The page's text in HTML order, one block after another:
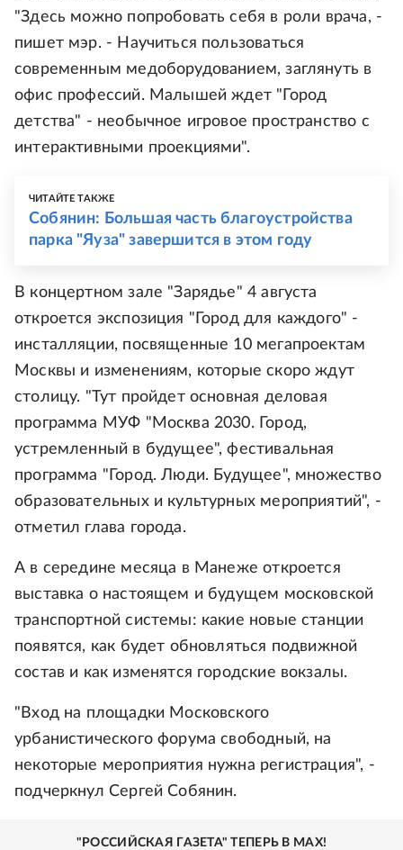
"Здесь можно попробовать себя в роли врача, -
пишет мэр. - Научиться пользоваться
современным медоборудованием, заглянуть в
офис профессий. Малышей ждет "Город
детства" - необычное игровое пространство с
интерактивными проекциями".
ЧИТАЙТЕ ТАКЖЕ
Собянин: Большая часть благоустройства
парка "Яуза" завершится в этом году
В концертном зале "Зарядье" 4 августа
откроется экспозиция "Город для каждого" -
инсталляции, посвященные 10 мегапроектам
Москвы и изменениям, которые скоро ждут
столицу. "Тут пройдет основная деловая
программа МУФ "Москва 2030. Город,
устремленный в будущее", фестивальная
программа "Город. Люди. Будущее", множество
образовательных и культурных мероприятий", -
отметил глава города.
А в середине месяца в Манеже откроется
выставка о настоящем и будущем московской
транспортной системы: какие новые станции
появятся, как будет обновляться подвижной
состав и как изменятся городские вокзалы.
"Вход на площадки Московского
урбанистического форума свободный, на
некоторые мероприятия нужна регистрация", -
подчеркнул Сергей Собянин.
"РОССИЙСКАЯ ГАЗЕТА" ТЕПЕРЬ В MAX!